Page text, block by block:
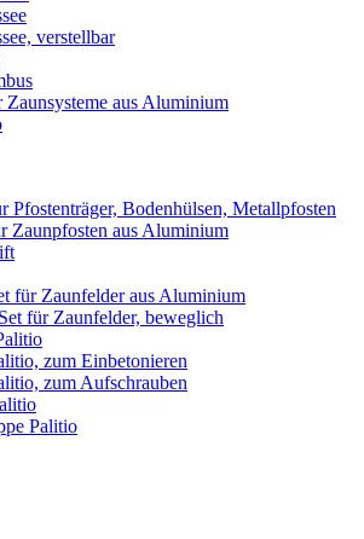
verstellbar
Zaunsysteme aus Aluminium
Pfostenträger, Bodenhülsen, Metallpfosten
Zaunpfosten aus Aluminium
für Zaunfelder aus Aluminium
für Zaunfelder, beweglich
zum Einbetonieren
zum Aufschrauben
Palitio